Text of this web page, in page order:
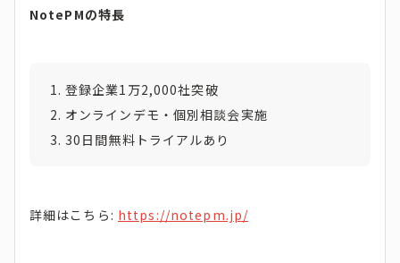
NotePMの特長
登録企業1万2,000社突破
オンラインデモ・個別相談会実施
30日間無料トライアルあり
詳細はこちら: https://notepm.jp/